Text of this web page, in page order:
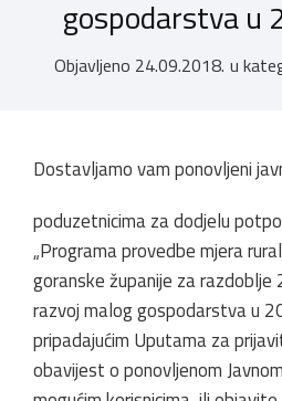
gospodarstva u
Objavljeno 24.09.2018. u
Dostavljamo vam ponovljeni
poduzetnicima za dodjelu
„Programa provedbe mjera
goranske županije za
razvoj malog gospodarstva u
pripadajućim Uputama za
obavijest o ponovljenom